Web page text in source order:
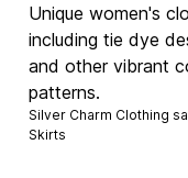
Unique women's
including tie dye
and other vibrant
patterns.
Silver Charm Clothing
Skirts